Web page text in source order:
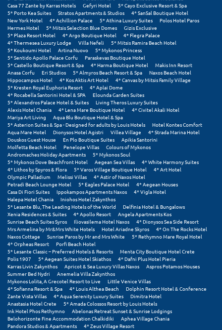
Τζουμέρκα
Τήνος
Τολό
Τριζόνια Φωκίδος
Τρίκαλα
Τρίκαλα Κορινθίας
Τρίπολη
Τυρός
Υ
Ύδρα
Φ
Φιλιατρά Μεσσηνίας
Φλώρινα
Φοινικούντα
Χ
Χαλκίδα
Casa 77 Zante by Karras Hotels
Gefyri Hotel
5* Cayo Exclusive Resort & Spa
5* Porto Kea Suites
Stratos Apartments & Studios
4* SanSal Boutique Hotel
New York Hotel
4* Achillion Palace 5* Athina Luxury Suites
Polos Hotel Paros
Hermes Hotel
5* Mitsis Selection Blue Domes
Gizis Exclusive
5* Plaza Resort Hotel
4* Argo Boutique Hotel
4* Flegra Palace
4* Thermesea Luxury Lodge
Villa Nefeli
5* Mitsis Ramira Beach Hotel
5* Koukoumi Hotel
Artina Nuovo
5* Mykonos Princess
5* Sentido Apollo Palace Corfu
Paraskevas Boutique Hotel
5* Castello Boutique Resort & Spa
4* Harma Boutique Hotel
Makis Inn Resort
Anasa Corfu
Eri Studios 5* Almyros Beach Resort & Spa
Naxos Beach Hotel
Hippocampus Hotel
4* Kos Aktis Art Hotel
4* Canvas by Mitsis Family Village
5* Kresten Royal Euphoria Resort
4* Aplai Dome
4* Rocabella Santorini Hotel & SPA
Elounda Garden Suites
5* Alexandros Palace Hotel & Suites
Living Theros Luxury Suites
Alexis Hotel Chania
4* Lena Mare Boutique Hotel
4* Civitel Akali Hotel
Mariya Art Living
Aqua Blu Boutique Hotel & Spa
5* Asterion Suites & Spa - Designed for adults by Louis Hotels
Hotel Kontes Comfort
Aqua Mare Hotel
Dionysos Hotel Agistri Villea Village
4* Strada Marina Hotel
Douskos Guest House
En Plo Boutique Suites
Apikia Santorini
Molfetta Beach Hotel
Penelope Villas
Colours of Mykonos
Andromaches Holiday Apartments
5* Mykonos Soul
5* Mykonos Dove Beachfront Hotel
Aegean Sea Villas
4* White Harmony Suites
4* Lithos by Spyros & Flora
5* Varos Village Boutique Hotel
4* Art Hotel
Olympic Palladium
Melissi Villas
4* Astir of Naxos Hotel
Petradi Beach Lounge Hotel
5* Eagles Palace Hotel
4* Aegean Houses
Casa Di Fiori Suites
Ippokampos Apartments Naxos
4* Vigla Hotel
Halepa Hotel Chania
Iniohos Hotel Zakynthos
5* Lesante Blu, The Leading Hotels of the World
Delfinia Hotel & Bungalows
Xenia Residences & Suites
4* Apollo Resort
Angela Apartments Kos
Sunrise Beach Suites Syros
Iliovasilema Hotel Naxos
4* Dionysos Sea Side Resort
Mrs Armelina by Mr&Mrs White Hotels
Hotel Ariadne Skyros
4* On The Rocks Hotel
Naxos Cottage
Sunrise Paros by Mr and Mrs White
5* Rethymno Mare Royal Hotel
4* Orpheas Resort
Porfi Beach Hotel
5* Lesante Classic – Preferred Hotels & Resorts
Menta City Boutique Hotel Crete
Polis 1907
5* Aegean Suites Hotel Skiathos
4* Dafni Plus Hotel Pieria
Karras Livin Zakynthos
Apricot & Sea Luxury Villas Naxos
Aspros Potamos Houses
Summer Bed Nydri
Anemelia Villa Zakynthos
Mykonos Lolita, A Grecotel Resort to Live
Little Venice Villas
4* Sofianna Resort & Spa
4* Louis Althea Beach
Dolphin Resort Hotel & Conference
Zante Vista Villas
4* Aqua Serenity Luxury Suites
Dimitra Hotel
Anastasia Hotel Crete
5* Amada Colossos Resort by Louis Hotels
Ink Hotel Phos Rethymno
Abelonas Retreat Sunset & Sunrise Lodgings
Belohorizonte Fine Accommodation Chalkidiki
Aphea Village Chania
Pandora Studios & Apartments
4* Zeus Village Resort